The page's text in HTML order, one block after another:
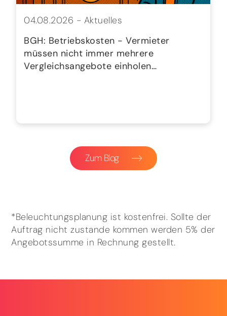
04.08.2026 - Aktuelles
BGH: Betriebskosten - Vermieter
müssen nicht immer mehrere
Vergleichsangebote einholen…
Zum Blog
*Beleuchtungsplanung ist kostenfrei. Sollte der
Auftrag nicht zustande kommen werden 5% der
Angebotssumme in Rechnung gestellt.